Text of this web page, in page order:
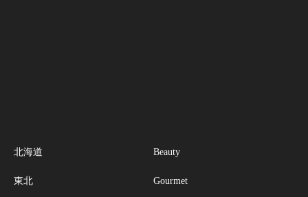
北海道
東北
Beauty
Gourmet